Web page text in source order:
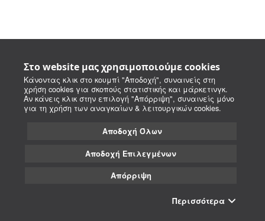
Στο website μας χρησιμοποιούμε cookies
Κάνοντας κλικ στο κουμπί "Αποδοχή", συναινείς στη
χρήση cookies για σκοπούς στατιστικής και μάρκετινγκ.
Αν κάνεις κλικ στην επιλογή "Απόρριψη", συναινείς μόνο
για τη χρήση των αναγκαίων & λειτουργικών cookies.
Αποδοχή Όλων
Αποδοχή Επιλεγμένων
Απόρριψη
Περισσότερα